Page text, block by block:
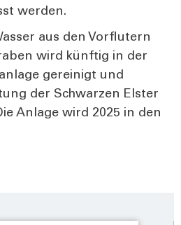
wer­den.
aus den Vor­flu­tern
wird künf­tig in der
gerei­nigt und
der Schwar­zen Els­ter
Anla­ge wird 2025 in den